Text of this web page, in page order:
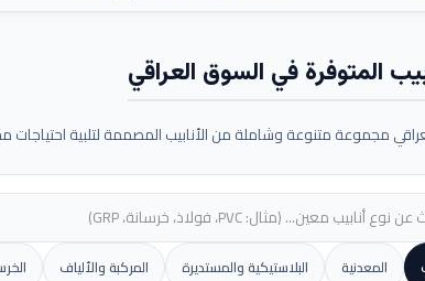
المتوفرة في السوق العراقي
مجموعة متنوعة وشاملة من الأنابيب المصممة لتلبية احتياجات
المعدنية البلاستيكية والمستديرة المركبة والألياف